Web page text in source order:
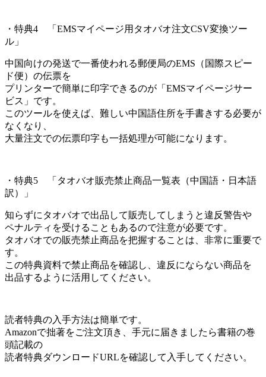
・特典4 「EMSマイページ用タオバオ注文CSV変換ツー
ル」
中国向けの発送で一番使われる郵便局のEMS（国際スピー
ド便）の伝票を
プリンターで簡単に印字できるのが「EMSマイページサー
ビス」です。
このツールを使えば、難しい中国語住所を手書きする必要が
なくなり、
大量注文での伝票印字も一括処理が可能になります。
・特典5 「タオバオ販売禁止商品一覧表（中国語・日本語
訳）」
知らずにタオバオで出品して販売してしまうと違反警告や
ペナルティを受けることもあるので注意が必要です。
タオバオでの販売禁止商品を把握することは、非常に重要で
す。
この特典資料で禁止商品を確認し、違反にならない商品を
出品するように活用してください。
読者特典の入手方法は簡単です。
Amazonで拙著をご注文頂き、手元に届きましたら書籍の巻
頭記載の
読者特典ダウンロードURLを確認して入手してください。